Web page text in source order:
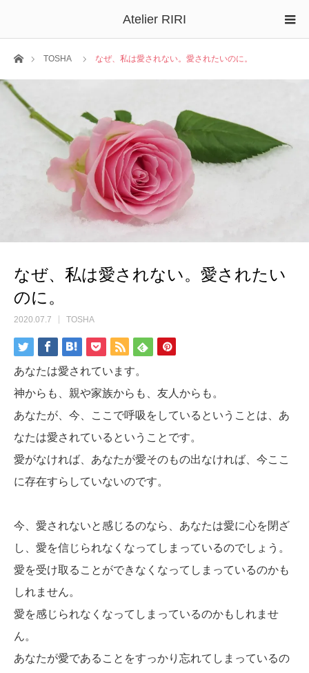
Atelier RIRI
ホームTOSHA なぜ、私は愛されない。愛されたいのに。
なぜ、私は愛されない。愛されたい
のに。
2020.07.7 TOSHA
あなたは愛されています。
神からも、親や家族からも、友人からも。
あなたが、今、ここで呼吸をしているということは、あ
なたは愛されているということです。
愛がなければ、あなたが愛そのもの出なければ、今ここ
に存在すらしていないのです。
今、愛されないと感じるのなら、あなたは愛に心を閉ざ
し、愛を信じられなくなってしまっているのでしょう。
愛を受け取ることができなくなってしまっているのかも
しれません。
愛を感じられなくなってしまっているのかもしれませ
ん。
あなたが愛であることをすっかり忘れてしまっているの